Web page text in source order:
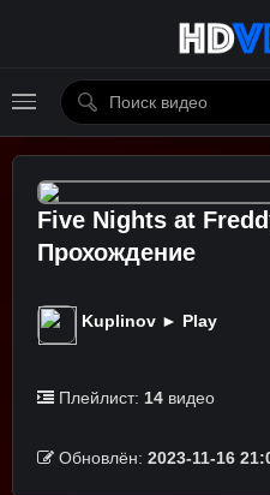
Five Nights at
Прохождение
Kuplinov ► Play
Плейлист: 14 видео
Обновлён: 2023-11-16